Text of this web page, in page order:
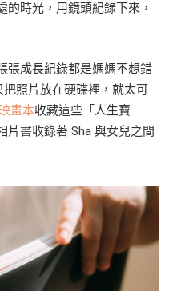
時光，用鏡頭紀錄下來，
張成長紀錄都是媽媽不想錯
照片放在硬碟裡，就太可
畫本收藏這些「人生寶
片書收錄著 Sha 與女兒之間